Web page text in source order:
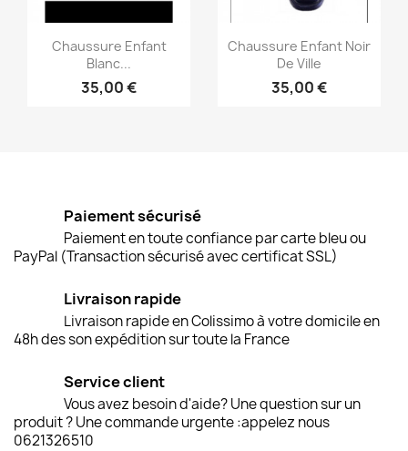
Aperçu rapide
Chaussure Enfant
Blanc...
35,00 €
Aperçu rapide
Chaussure Enfant Noir
De Ville
35,00 €
Paiement sécurisé
Paiement en toute confiance par carte bleu ou
PayPal (Transaction sécurisé avec certificat SSL)
Livraison rapide
Livraison rapide en Colissimo à votre domicile en
48h des son expédition sur toute la France
Service client
Vous avez besoin d'aide? Une question sur un
produit ? Une commande urgente :appelez nous
0621326510